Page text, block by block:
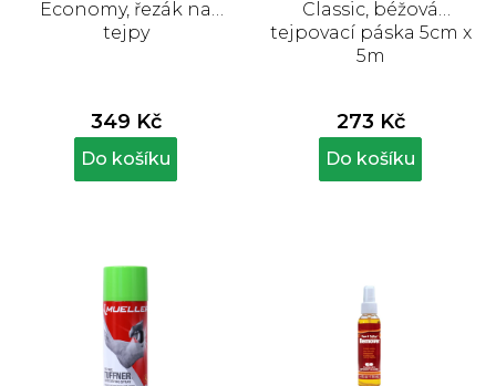
Economy, řezák na
tejpy
349 Kč
Do košíku
Classic, béžová
tejpovací páska 5cm x
5m
273 Kč
Do košíku